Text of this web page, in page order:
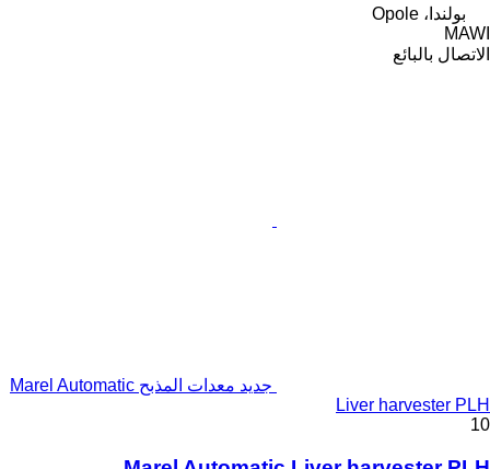
بولندا، Opole
MAWI
الاتصال بالبائع
جديد معدات المذبح Marel Automatic
Liver harvester PLH
10